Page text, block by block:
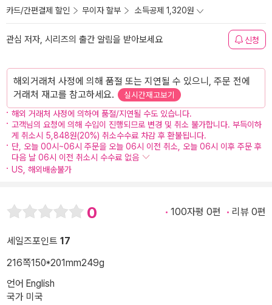
카드/간편결제 할인 무이자 할부 소득공제 1,320원
관심 저자, 시리즈의 출간 알림을 받아보세요 신청
해외거래처 사정에 의해 품절 또는 지연될 수 있으니, 주문 전에
거래처 재고를 참고하세요.
실시간재고보기
해외 거래처 사정에 의하여 품절/지연될 수도 있습니다.
고객님의 요청에 의해 수입이 진행되므로 변경 및 취소 불가합니다. 부득이하
게 취소시 5,848원(20%) 취소수수료 차감 후 환불됩니다.
단, 오늘 00시~06시 주문을 오늘 06시 이전 취소, 오늘 06시 이후 주문 후
다음 날 06시 이전 취소시 수수료 없음
US, 해외배송불가
0 100자평 0편 리뷰 0편
세일즈포인트 17
216쪽150*201mm249g
언어 English
국가 미국